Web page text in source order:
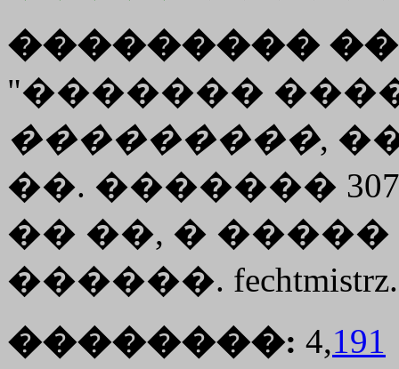
���������
"�������
���������,
��. ������� 307.
�� ��, � �����
������. fechtmistrz.
��������: 4,191